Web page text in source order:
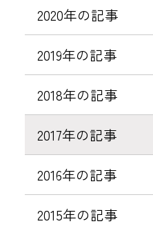
イ
ン
東
京
神
田
」
を
開
業
2020年の記事
2019年の記事
2018年の記事
2017年の記事
2016年の記事
2015年の記事